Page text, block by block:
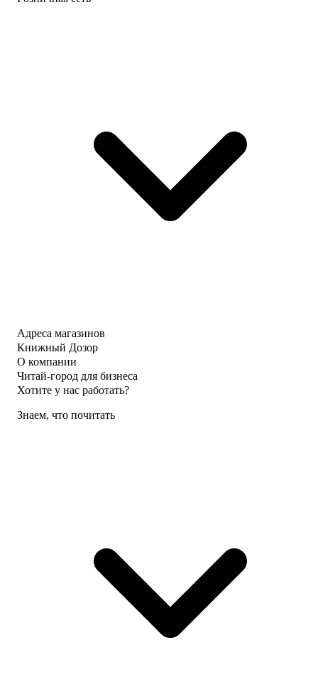
Адреса магазинов
Книжный Дозор
О компании
Читай-город для бизнеса
Хотите у нас работать?
Знаем, что почитать